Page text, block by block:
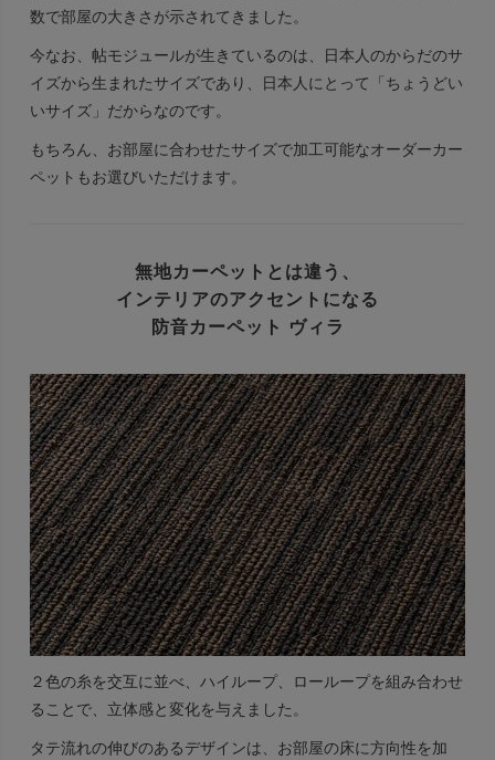
数で部屋の大きさが示されてきました。
今なお、帖モジュールが生きているのは、日本人のからだのサ
イズから生まれたサイズであり、日本人にとって「ちょうどい
いサイズ」だからなのです。
もちろん、お部屋に合わせたサイズで加工可能なオーダーカー
ペットもお選びいただけます。
無地カーペットとは違う、
インテリアのアクセントになる
防音カーペット ヴィラ
２色の糸を交互に並べ、ハイループ、ローループを組み合わせ
ることで、立体感と変化を与えました。
タテ流れの伸びのあるデザインは、お部屋の床に方向性を加